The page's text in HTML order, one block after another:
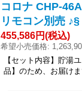
コロナ CHP-
リモコン別売 ♪§
455,586円(税込)
希望小売価格:
【セット内容】貯湯
品】のため、お届け